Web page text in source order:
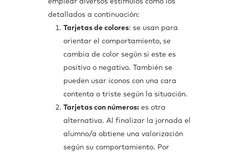
emplear diversos estímulos como los
detallados a continuación:
Tarjetas de colores: se usan para
orientar el comportamiento, se
cambia de color según si este es
positivo o negativo. También se
pueden usar iconos con una cara
contenta o triste según la situación.
Tarjetas con números: es otra
alternativa. Al finalizar la jornada el
alumno/a obtiene una valorización
según su comportamiento. Por